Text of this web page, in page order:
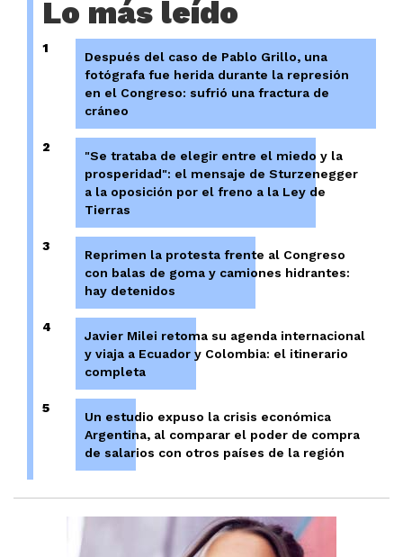
Lo más leído
1
Después del caso de Pablo Grillo, una
fotógrafa fue herida durante la represión
en el Congreso: sufrió una fractura de
cráneo
2
"Se trataba de elegir entre el miedo y la
prosperidad": el mensaje de Sturzenegger
a la oposición por el freno a la Ley de
Tierras
3
Reprimen la protesta frente al Congreso
con balas de goma y camiones hidrantes:
hay detenidos
4
Javier Milei retoma su agenda internacional
y viaja a Ecuador y Colombia: el itinerario
completa
5
Un estudio expuso la crisis económica
Argentina, al comparar el poder de compra
de salarios con otros países de la región